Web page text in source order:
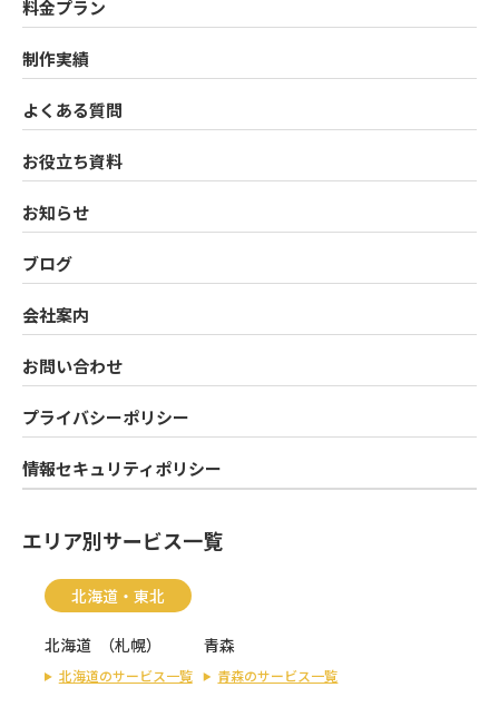
料金プラン
制作実績
よくある質問
お役立ち資料
お知らせ
ブログ
会社案内
お問い合わせ
プライバシーポリシー
情報セキュリティポリシー
エリア別サービス一覧
北海道・東北
北海道 （札幌）
北海道のサービス一覧
青森
青森のサービス一覧